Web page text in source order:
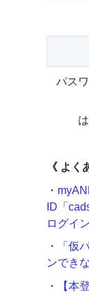
パス
《 よく
・
ID「
ログイ
・
「仮
ンでき
・
【本